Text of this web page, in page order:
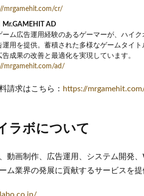
mrgamehit.com/cr/
Mr.GAMEHIT AD
ーム広告運用経験のあるゲーマーが、ハイ
用を提供。蓄積された多様なゲームタイ
成果の改善と最適化を実現しています。
mrgamehit.com/ad/
請求はこちら： https://
ラボについて
動画制作、広告運用、システム開発
ム業界の発展に貢献するサービスを提